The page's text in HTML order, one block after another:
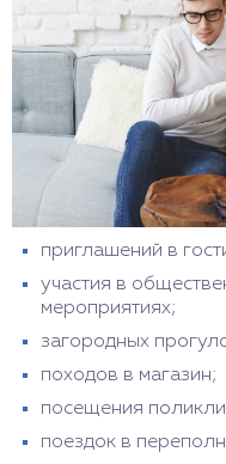
приглашений в
участия в
мероприятиях;
загородных
походов в магазин;
посещения
поездок в